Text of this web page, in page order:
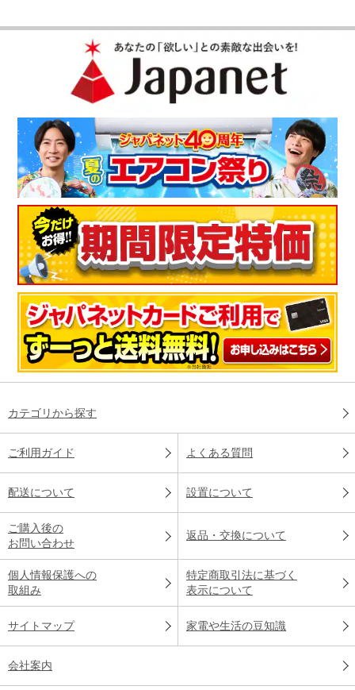
カテゴリから探す
ご利用ガイド よくある質問
配送について 設置について
ご購入後の
お問い合わせ
返品・交換について
個人情報保護への
取組み
特定商取引法に基づく
表示について
サイトマップ 家電や生活の豆知識
会社案内